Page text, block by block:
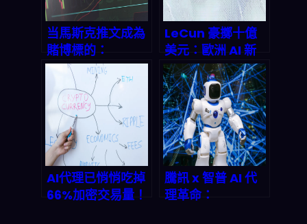
当馬斯克推文成為
賭博標的：
Polymarket如何
在2026年靠「
Elon 推數」賺
翻？
LeCun 豪擲十億
美元：歐洲 AI 新
創 AMI Labs 如何
用「世界模型」顛
覆智慧機器人時
代？
AI代理已悄悄吃掉
66%加密交易量！
騰訊 x 智普 AI 代
理革命：